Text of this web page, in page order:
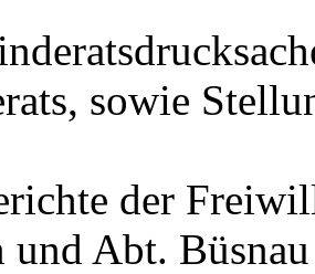
sowie
der
und Abt. Büsnau